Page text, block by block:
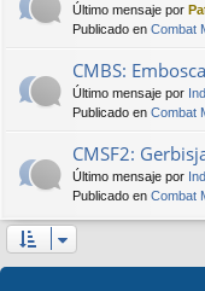
Último mensaje por
Publicado en Combat
CMBS:
Último mensaje por
Publicado en Combat
CMSF2:
Último mensaje por
Publicado en Combat